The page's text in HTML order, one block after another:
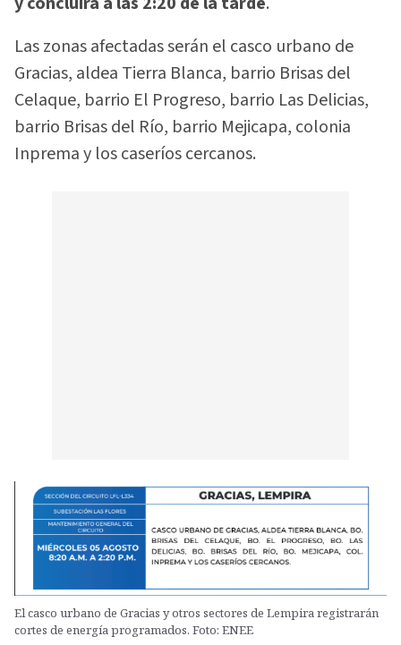
Las zonas afectadas serán el casco urbano de
Gracias, aldea Tierra Blanca, barrio Brisas del
Celaque, barrio El Progreso, barrio Las Delicias,
barrio Brisas del Río, barrio Mejicapa, colonia
Inprema y los caseríos cercanos.
El casco urbano de Gracias y otros sectores de Lempira registrarán
cortes de energía programados. Foto: ENEE